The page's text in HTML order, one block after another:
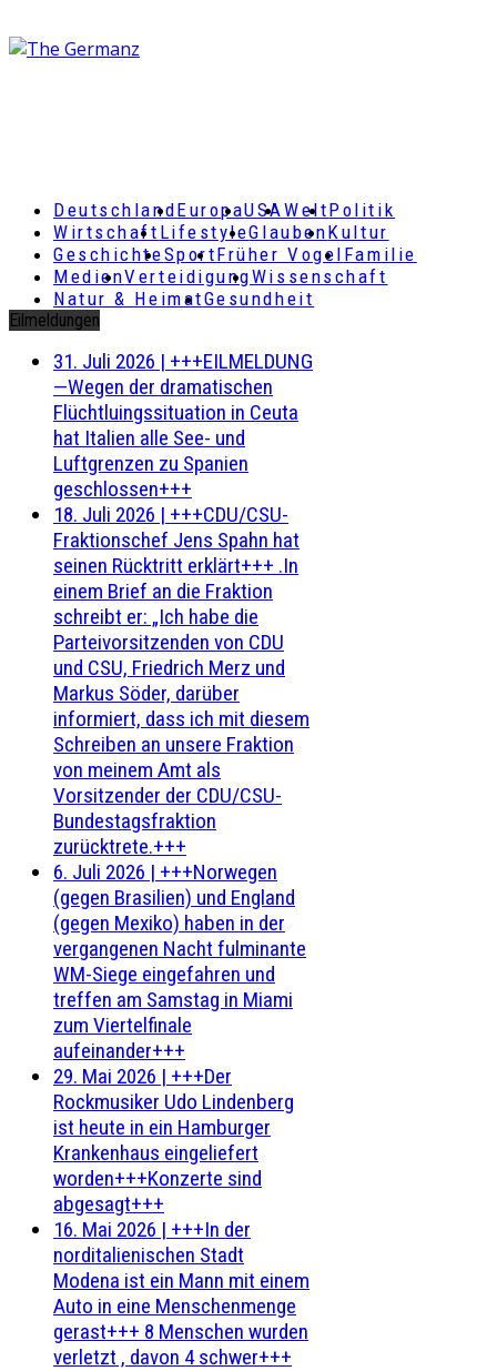
DeutschlandEuropaUSAWeltPolitik
Wirtschaft LifestyleGlaubenKultur
GeschichteSportFrüher Vogel Familie
MedienVerteidigungWissenschaft
Natur & HeimatGesundheit
Eilmeldungen
31. Juli 2026 | +++EILMELDUNG
—Wegen der dramatischen
Flüchtluingssituation in Ceuta
hat Italien alle See- und
Luftgrenzen zu Spanien
geschlossen+++
18. Juli 2026 | +++CDU/CSU-
Fraktionschef Jens Spahn hat
seinen Rücktritt erklärt+++ .In
einem Brief an die Fraktion
schreibt er: „Ich habe die
Parteivorsitzenden von CDU
und CSU, Friedrich Merz und
Markus Söder, darüber
informiert, dass ich mit diesem
Schreiben an unsere Fraktion
von meinem Amt als
Vorsitzender der CDU/CSU-
Bundestagsfraktion
zurücktrete.+++
6. Juli 2026 | +++Norwegen
(gegen Brasilien) und England
(gegen Mexiko) haben in der
vergangenen Nacht fulminante
WM-Siege eingefahren und
treffen am Samstag in Miami
zum Viertelfinale
aufeinander+++
29. Mai 2026 | +++Der
Rockmusiker Udo Lindenberg
ist heute in ein Hamburger
Krankenhaus eingeliefert
worden+++Konzerte sind
abgesagt+++
16. Mai 2026 | +++In der
norditalienischen Stadt
Modena ist ein Mann mit einem
Auto in eine Menschenmenge
gerast+++ 8 Menschen wurden
verletzt , davon 4 schwer+++